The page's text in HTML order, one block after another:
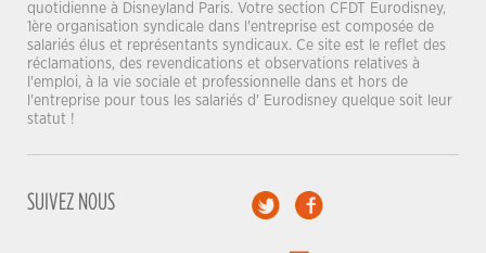
quotidienne à Disneyland Paris. Votre section CFDT Eurodisney,
1ère organisation syndicale dans l'entreprise est composée de
salariés élus et représentants syndicaux. Ce site est le reflet des
réclamations, des revendications et observations relatives à
l'emploi, à la vie sociale et professionnelle dans et hors de
l'entreprise pour tous les salariés d' Eurodisney quelque soit leur
statut !
SUIVEZ NOUS